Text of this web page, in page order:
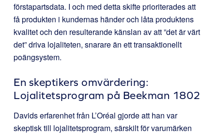
förstapartsdata. I och med detta skifte prioriterades att
få produkten i kundernas händer och låta produktens
kvalitet och den resulterande känslan av att ”det är värt
det” driva lojaliteten, snarare än ett transaktionellt
poängsystem.
En skeptikers omvärdering:
Lojalitetsprogram på Beekman 1802
Davids erfarenhet från L’Oréal gjorde att han var
skeptisk till lojalitetsprogram, särskilt för varumärken